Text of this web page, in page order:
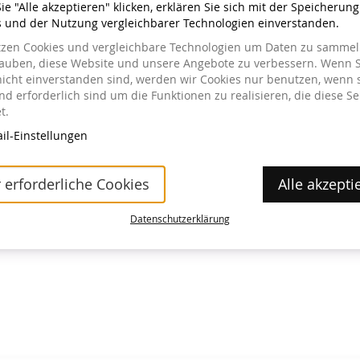
im Museum erhältlich.
"Alle akzeptieren" klicken, erklären Sie sich mit der
und der Nutzung vergleichbarer Technologien einverstanden.
Cookies und vergleichbare Technologien um Daten zu
diese Website und unsere Angebote zu verbessern. Wenn
einverstanden sind, werden wir Cookies nur benutzen, wenn
erforderlich sind um die Funktionen zu realisieren, die diese
Einstellungen
erforderliche Cookies Alle
Datenschutzerklärung